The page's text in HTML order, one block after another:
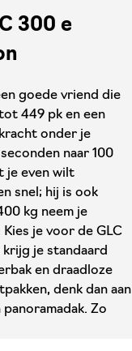
300 e
goede vriend die
449 pk en een
onder je
naar 100
je even wilt
snel; hij is ook
kg neem je
je voor de GLC
krijg je standaard
en draadloze
denk dan aan
Zo